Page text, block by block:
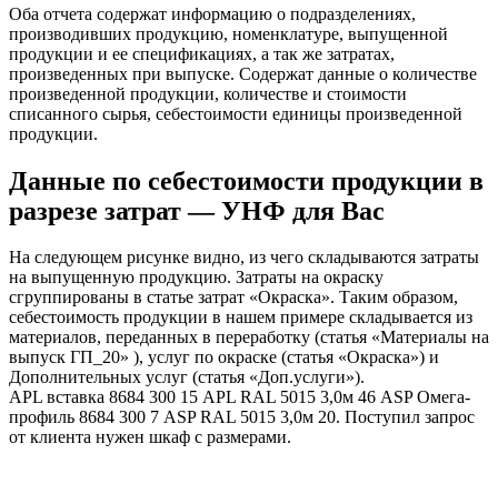
Оба отчета содержат информацию о подразделениях,
производивших продукцию, номенклатуре, выпущенной
продукции и ее спецификациях, а так же затратах,
произведенных при выпуске. Содержат данные о количестве
произведенной продукции, количестве и стоимости
списанного сырья, себестоимости единицы произведенной
продукции.
Данные по себестоимости продукции в
разрезе затрат — УНФ для Вас
На следующем рисунке видно, из чего складываются затраты
на выпущенную продукцию. Затраты на окраску
сгруппированы в статье затрат «Окраска». Таким образом,
себестоимость продукции в нашем примере складывается из
материалов, переданных в переработку (статья «Материалы на
выпуск ГП_20» ), услуг по окраске (статья «Окраска») и
Дополнительных услуг (статья «Доп.услуги»).
APL вставка 8684 300 15 APL RAL 5015 3,0м 46 ASP Омега-
профиль 8684 300 7 ASP RAL 5015 3,0м 20. Поступил запрос
от клиента нужен шкаф с размерами.